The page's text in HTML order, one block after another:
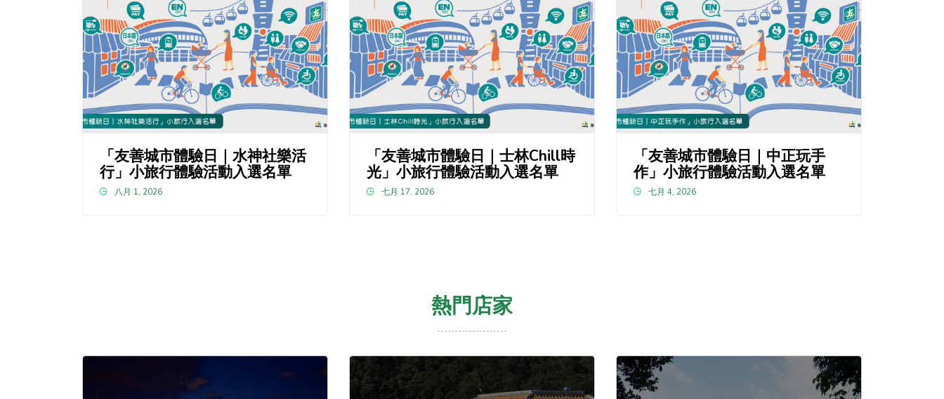
「友善城市體驗日｜水神社樂活
行」小旅行體驗活動入選名單
八月 1, 2026
「友善城市體驗日｜士林Chill時
光」小旅行體驗活動入選名單
七月 17, 2026
「友善城市體驗日｜中正玩手
作」小旅行體驗活動入選名單
七月 4, 2026
熱門店家